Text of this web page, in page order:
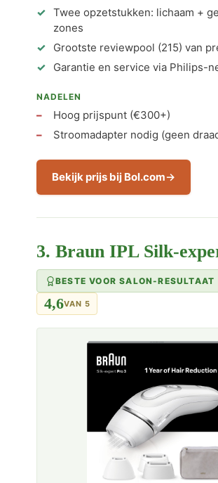
Twee opzetstukken: lichaam +
zones
Grootste reviewpool (215) van
Garantie en service via Philips-
NADELEN
Hoog prijspunt (€300+)
Stroomadapter nodig (geen
Bekijk prijs bij Bol.com
3. Braun IPL Silk-
BESTE VOOR SALON-RESULTAAT
4,6VAN 5